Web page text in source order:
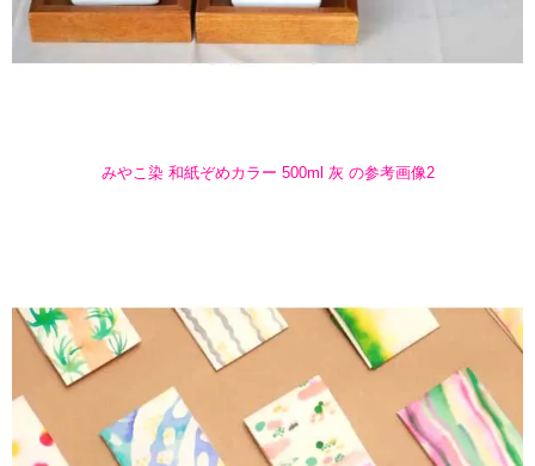
みやこ染 和紙ぞめカラー 500ml 灰 の参考画像2